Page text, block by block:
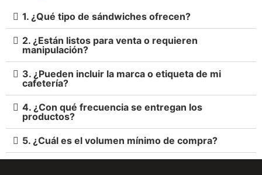
1. ¿Qué tipo de sándwiches ofrecen?
2. ¿Están listos para venta o requieren
manipulación?
3. ¿Pueden incluir la marca o etiqueta de mi
cafetería?
4. ¿Con qué frecuencia se entregan los
productos?
5. ¿Cuál es el volumen mínimo de compra?